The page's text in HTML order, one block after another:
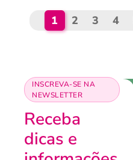
1 2 3 4
INSCREVA-SE NA
NEWSLETTER
Receba
dicas e